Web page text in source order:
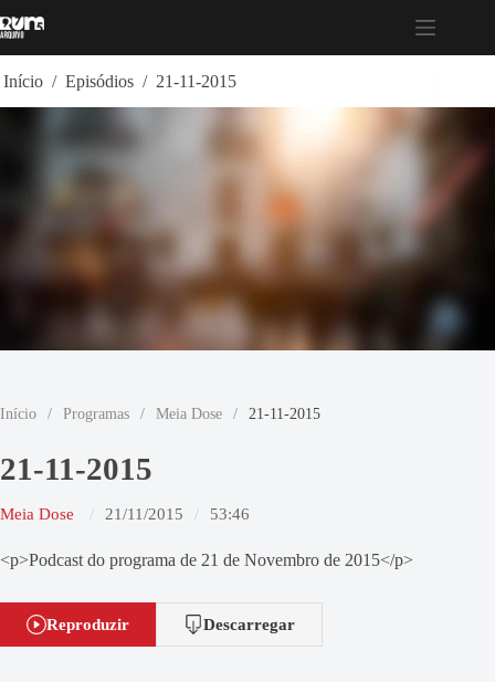
para
Início / Episódios / 21-11-2015
Início / Programas / Meia Dose / 21-11-2015
21-11-2015
Meia Dose 21/11/2015 53:46
<p>Podcast do programa de 21 de Novembro de 2015</p>
Reproduzir Descarregar